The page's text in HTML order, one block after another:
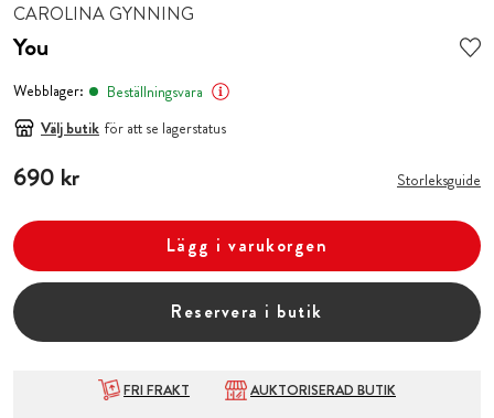
CAROLINA GYNNING
You
Webblager:
Beställningsvara
Välj butik för att se lagerstatus
Pris:690 kr
690 kr Storleksguide
Lägg i varukorgen
Reservera i butik
FRI FRAKT
AUKTORISERAD BUTIK